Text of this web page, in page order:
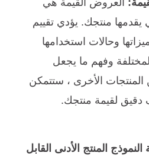
العروض القيمة هي
يقدمها منتجك. يؤدي تقييم
وحالات استخدامها
وفهم ما يجعل
الأخرى ، ستتمكن
دقيق لقيمة منتجك.
المنتج الأدنى القابل